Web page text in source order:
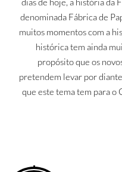
denominada Fábrica de
muitos momentos com a
histórica tem ainda
propósito que os
pretendem levar por
que este tema tem para o